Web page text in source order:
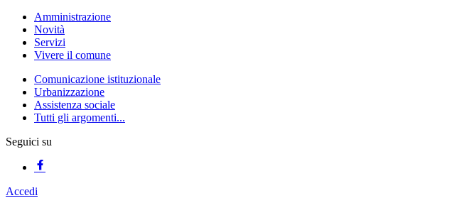
Amministrazione
Novità
Servizi
Vivere il comune
Comunicazione istituzionale
Urbanizzazione
Assistenza sociale
Tutti gli argomenti...
Seguici su
Accedi